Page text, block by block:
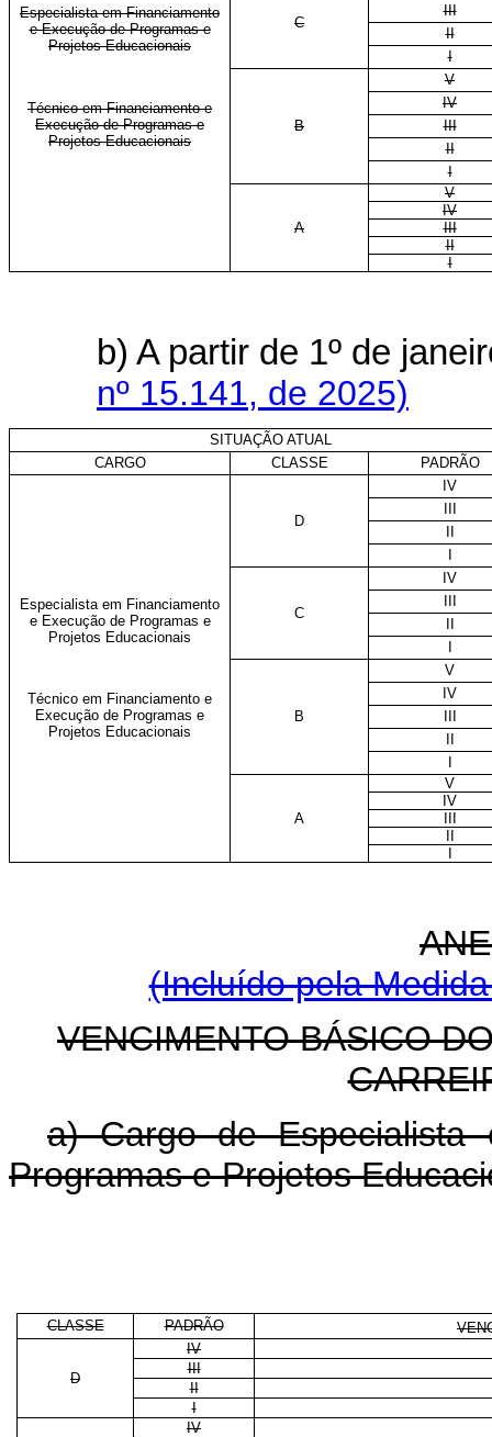
Especialista em Financiamento
e Execução de Programas e
Projetos Educacionais
Técnico em Financiamento e
Execução de Programas e
Projetos Educacionais
C
III
II
I
B
V
IV
III
II
I
A
V
IV
III
II
I
b) A partir de 1º de
nº 15.141, de 2025)
SITUAÇÃO ATUAL
CARGO
CLASSE PADRÃO
Especialista em Financiamento
e Execução de Programas e
Projetos Educacionais
Técnico em Financiamento e
Execução de Programas e
Projetos Educacionais
D
IV
C
IV
B
V
IV
A
V
IV
(Incluído pela
VENCIMENTO BÁSICO
a) Cargo de Especialista
Programas e Projetos
CLASSE PADRÃO
D
IV
III
II
I
IV